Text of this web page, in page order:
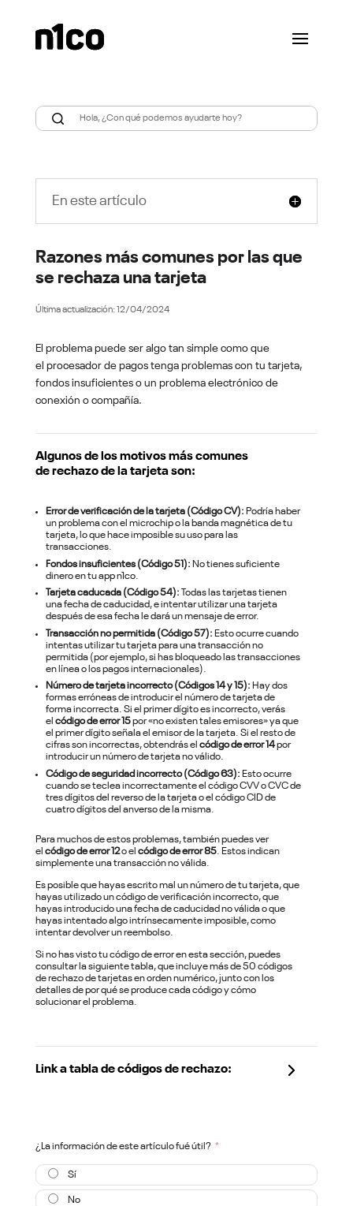
En este artículo
Razones más comunes por las que
se rechaza una tarjeta
12/04/2024
El problema puede ser algo tan simple como que
el procesador de pagostenga problemas con tu tarjeta,
fondos insuficientes o un problema electrónico de
conexión o compañía.
Algunos de los motivos más comunes
de rechazo de la tarjeta son:
Error de verificación de la tarjeta (Código CV): Podría haber
un problema con el microchip o la banda magnética de tu
tarjeta, lo que hace imposible su uso para las
transacciones.
Fondos insuficientes (Código 51): No tienes suficiente
dinero en tu app n1co.
Tarjeta caducada (Código 54): Todas las tarjetas tienen
una fecha de caducidad, e intentar utilizar una tarjeta
después de esa fecha le dará un mensaje de error.
Transacción no permitida (Código 57): Esto ocurre cuando
intentas utilizar tu tarjeta para una transacción no
permitida (por ejemplo, si has bloqueado las transacciones
en línea o los pagos internacionales).
Número de tarjeta incorrecto (Códigos 14 y 15): Hay dos
formas erróneas de introducir el número de tarjeta de
forma incorrecta. Si el primer dígito es incorrecto, verás
el código de error 15por «no existen tales emisores» ya que
el primer dígito señala el emisor de la tarjeta. Si el resto de
cifras son incorrectas, obtendrás el código de error 14por
introducir un número de tarjeta no válido.
Código de seguridad incorrecto (Código 63): Esto ocurre
cuando se teclea incorrectamente el código CVV o CVC de
tres dígitos del reverso de la tarjeta o el código CID de
cuatro dígitos del anverso de la misma.
Para muchos de estos problemas, también puedes ver
el código de error 12o el código de error 85. Estos indican
simplemente una transacción no válida.
Es posible que hayas escrito mal un número de tu tarjeta, que
hayas utilizado un código de verificación incorrecto, que
hayas introducido una fecha de caducidad no válida o que
hayas intentado algo intrínsecamente imposible, como
intentar devolver un reembolso.
Si no has visto tu código de error en esta sección, puedes
consultar la siguiente tabla, que incluye más de 50 códigos
de rechazo de tarjetas en orden numérico, junto con los
detalles de por qué se produce cada código y cómo
solucionar el problema.
Link a tabla de códigos de rechazo:
¿La información de este artículo fué útil?
Sí
No